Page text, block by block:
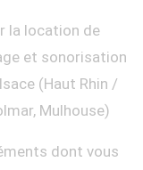
la location de
et sonorisation
(Haut Rhin /
Mulhouse)
dont vous